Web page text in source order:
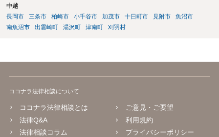
中越
長岡市
三条市 柏崎市 小千谷市 加茂市 十日町市 見附市
魚沼市
南魚沼市
出雲崎町 湯沢町 津南町 刈羽村
ココナラ法律相談について
ココナラ法律相談とは
法律Q&A
法律相談コラム
ご意見・ご要望
利用規約
プライバシーポリシー